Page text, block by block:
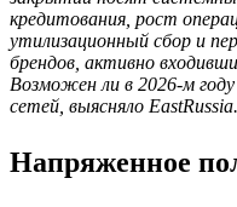
кредитования, рост
утилизационный сбор и
брендов, активно
Возможен ли в 2026-м году
сетей, выясняло EastRussia.
Напряженное